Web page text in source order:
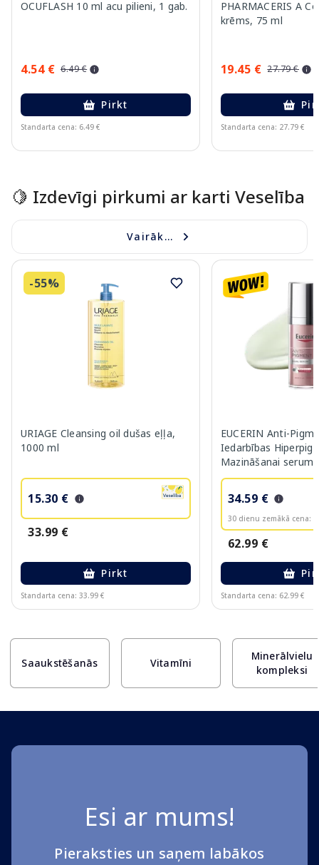
OCUFLASH 10 ml acu pilieni, 1 gab.
4.54 € 6.49 €
Pirkt
Standarta cena: 6.49 €
PHARMACERIS A
krēms, 75 ml
19.45 € 27.79 €
Standarta cena: 27.79 €
🍋 Izdevīgi pirkumi ar karti Veselība
Vairāk...
-55%
URIAGE Cleansing oil dušas eļļa,
1000 ml
15.30 €
33.99 €
Pirkt
Standarta cena: 33.99 €
EUCERIN Anti-
Iedarbības
Mazināšanai
34.59 €
30 dienu zemākā cena:
62.99 €
Standarta cena: 62.99 €
Saaukstēšanās Vitamīni
Minerālvielu
kompleksi
Esi ar mums!
Pieraksties un saņem labākos